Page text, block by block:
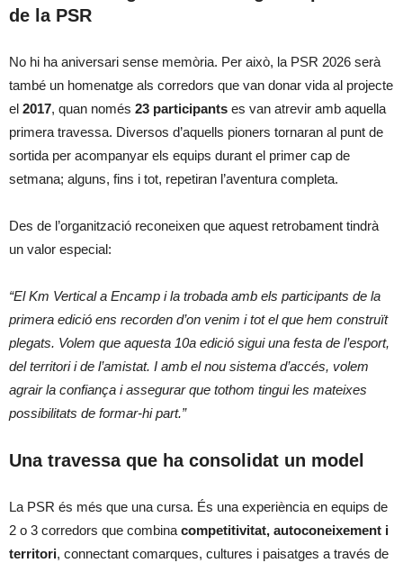
de la PSR
No hi ha aniversari sense memòria. Per això, la PSR 2026 serà
també un homenatge als corredors que van donar vida al projecte
el 2017, quan només 23 participants es van atrevir amb aquella
primera travessa. Diversos d’aquells pioners tornaran al punt de
sortida per acompanyar els equips durant el primer cap de
setmana; alguns, fins i tot, repetiran l’aventura completa.
Des de l’organització reconeixen que aquest retrobament tindrà
un valor especial:
“El Km Vertical a Encamp i la trobada amb els participants de la
primera edició ens recorden d’on venim i tot el que hem construït
plegats. Volem que aquesta 10a edició sigui una festa de l’esport,
del territori i de l’amistat. I amb el nou sistema d’accés, volem
agrair la confiança i assegurar que tothom tingui les mateixes
possibilitats de formar-hi part.”
Una travessa que ha consolidat un model
La PSR és més que una cursa. És una experiència en equips de
2 o 3 corredors que combina competitivitat, autoconeixement i
territori, connectant comarques, cultures i paisatges a través de